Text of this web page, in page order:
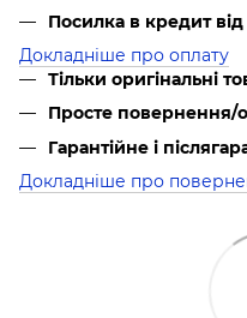
Посилка в кредит від
Докладніше про оплату
Тільки оригінальні
Просте повернення/
Гарантійне і
Докладніше про